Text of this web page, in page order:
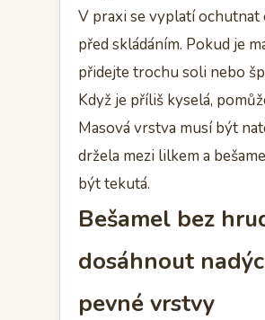
V praxi se vyplatí ochutnat
před skládáním. Pokud je
přidejte trochu soli nebo
Když je příliš kyselá,
Masová vrstva musí být
držela mezi lilkem a
být tekutá.
Bešamel bez
dosáhnout
pevné vrstvy